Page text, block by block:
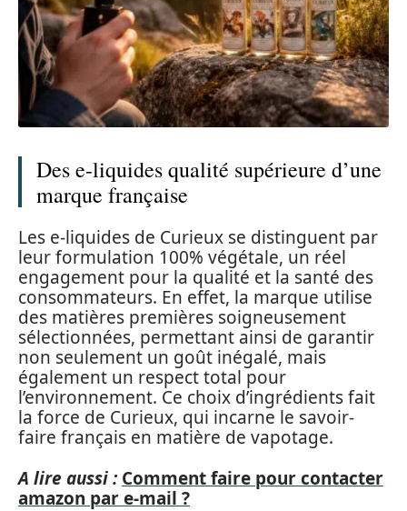
Des e-liquides qualité supérieure d’une
marque française
Les e-liquides de Curieux se distinguent par
leur formulation 100% végétale, un réel
engagement pour la qualité et la santé des
consommateurs. En effet, la marque utilise
des matières premières soigneusement
sélectionnées, permettant ainsi de garantir
non seulement un goût inégalé, mais
également un respect total pour
l’environnement. Ce choix d’ingrédients fait
la force de Curieux, qui incarne le savoir-
faire français en matière de vapotage.
A lire aussi : Comment faire pour contacter
amazon par e-mail ?